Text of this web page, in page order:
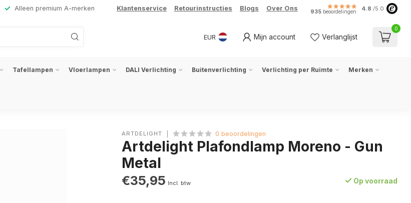
Alleen premium A-merken Klantenservice Retourinstructies Blogs Over Ons 935 beoordelingen 4.8 /5.0
EUR Mijn account Verlanglijst
0
Tafellampen Vloerlampen DALI Verlichting Buitenverlichting Verlichting per Ruimte Merken
ARTDELIGHT 0 beoordelingen
Artdelight Plafondlamp Moreno - Gun
Metal
€35,95 Incl. btw Op voorraad